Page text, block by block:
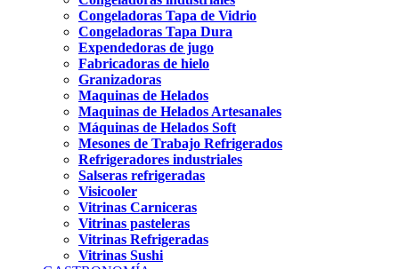
Congeladoras Tapa de Vidrio
Congeladoras Tapa Dura
Expendedoras de jugo
Fabricadoras de hielo
Granizadoras
Maquinas de Helados
Maquinas de Helados Artesanales
Máquinas de Helados Soft
Mesones de Trabajo Refrigerados
Refrigeradores industriales
Salseras refrigeradas
Visicooler
Vitrinas Carniceras
Vitrinas pasteleras
Vitrinas Refrigeradas
Vitrinas Sushi